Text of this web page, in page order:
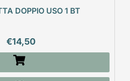
DOPPIO USO 1 BT
€14,50